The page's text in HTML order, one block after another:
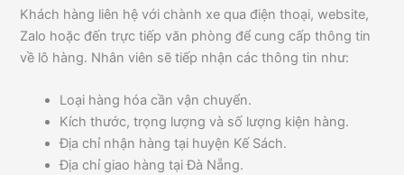
Khách hàng liên hệ với chành xe qua điện thoại, website,
Zalo hoặc đến trực tiếp văn phòng để cung cấp thông tin
về lô hàng. Nhân viên sẽ tiếp nhận các thông tin như:
Loại hàng hóa cần vận chuyển.
Kích thước, trọng lượng và số lượng kiện hàng.
Địa chỉ nhận hàng tại huyện Kế Sách.
Địa chỉ giao hàng tại Đà Nẵng.